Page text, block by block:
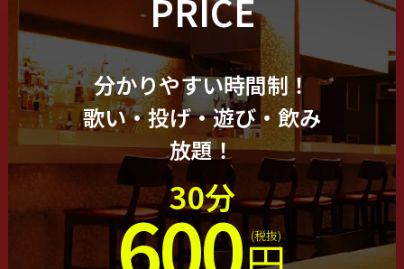
PRICE
分かりやすい時間制！
歌い・投げ・遊び・飲み
放題！
30分
(税抜)